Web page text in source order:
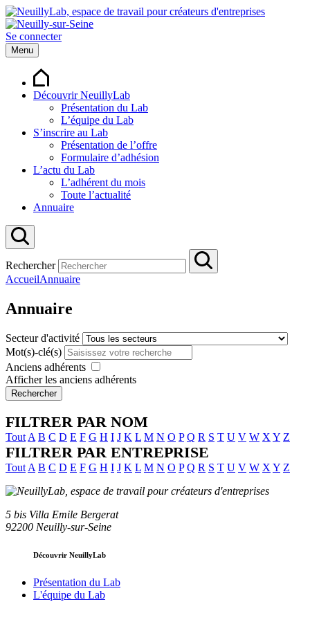
Se connecter
Menu
Découvrir NeuillyLab
Présentation du Lab
L’équipe du Lab
S’inscrire au Lab
Présentation de l’offre
Formulaire d’adhésion
L’actu du Lab
L’adhérent du mois
Toute l’actualité
Annuaire
Rechercher
AccueilAnnuaire
Annuaire
Secteur d'activité
Mot(s)-clé(s)
Anciens adhérents
Afficher les anciens adhérents
Rechercher
FILTRER PAR NOM
Tout A B C D E F G H I J K L M N O P Q R S T U V W X Y Z
FILTRER PAR ENTREPRISE
Tout A B C D E F G H I J K L M N O P Q R S T U V W X Y Z
5 bis Villa Emile Bergerat
92200 Neuilly-sur-Seine
Découvrir NeuillyLab
Présentation du Lab
L'équipe du Lab